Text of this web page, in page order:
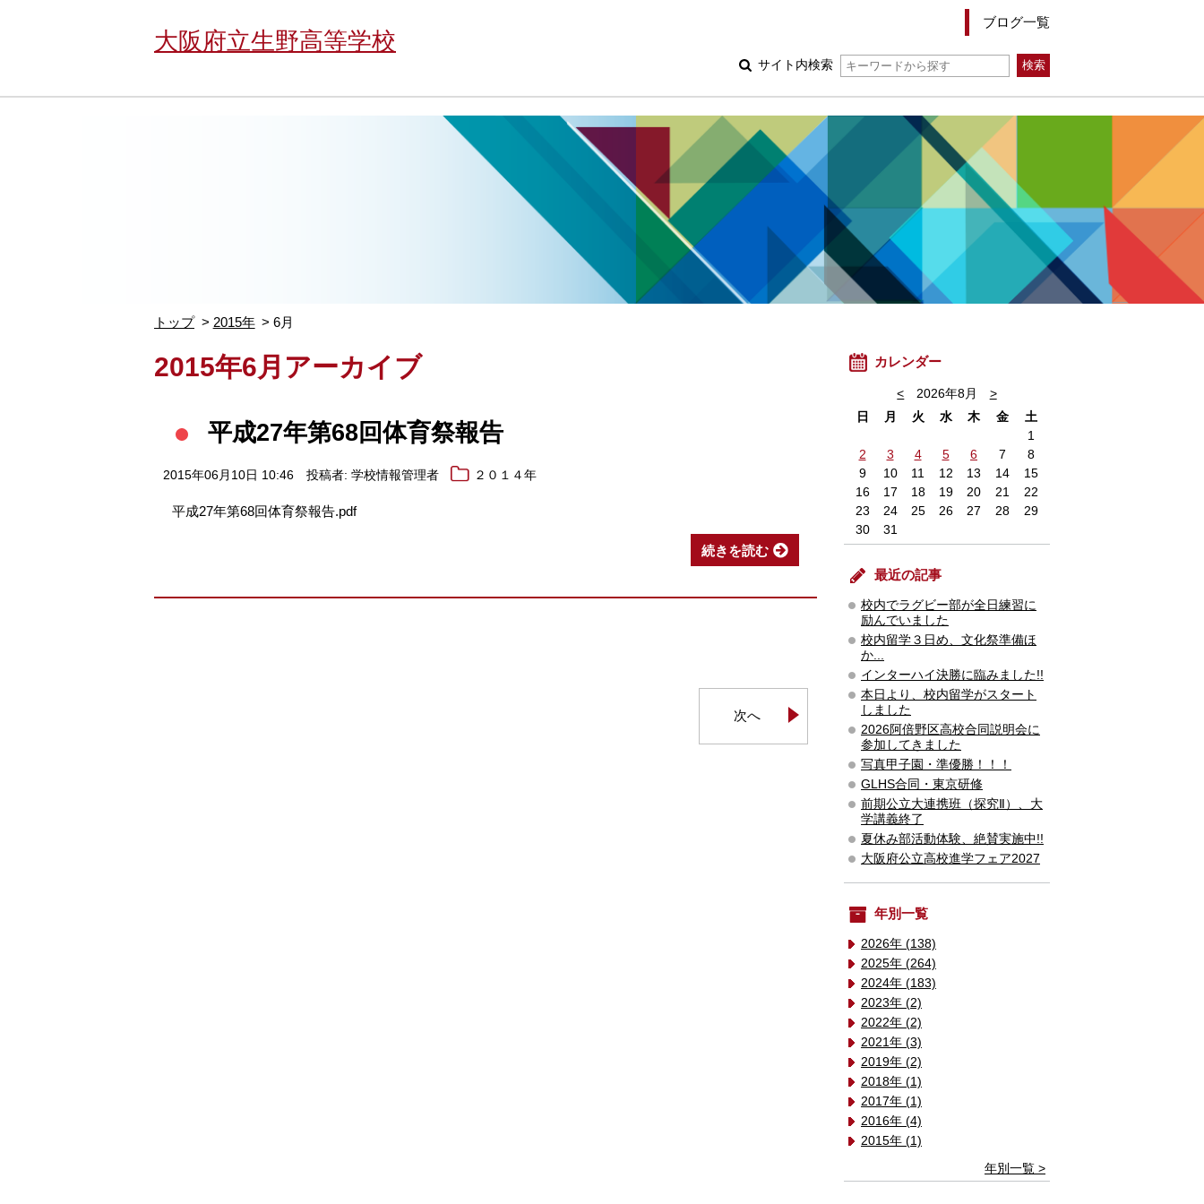
大阪府立生野高等学校
ブログ一覧
サイト内検索
トップ 2015年 6月
2015年6月アーカイブ
平成27年第68回体育祭報告
2015年06月10日 10:46 投稿者: 学校情報管理者 ２０１４年
平成27年第68回体育祭報告.pdf
続きを読む
次へ
カレンダー
< 2026年8月
>
日
月 火 水 木 金
土
1
2
3 4 5 6 7
8
9
10 11 12 13 14
15
16
17 18 19 20 21
22
23
24 25 26 27 28
29
30
31
最近の記事
校内でラグビー部が全日練習に
励んでいました
校内留学３日め、文化祭準備ほ
か...
インターハイ決勝に臨みました!!
本日より、校内留学がスタート
しました
2026阿倍野区高校合同説明会に
参加してきました
写真甲子園・準優勝！！！
GLHS合同・東京研修
前期公立大連携班（探究Ⅱ）、大
学講義終了
夏休み部活動体験、絶賛実施中!!
大阪府公立高校進学フェア2027
年別一覧
2026年 (138)
2025年 (264)
2024年 (183)
2023年 (2)
2022年 (2)
2021年 (3)
2019年 (2)
2018年 (1)
2017年 (1)
2016年 (4)
2015年 (1)
年別一覧 >